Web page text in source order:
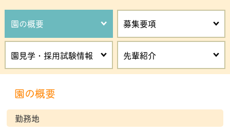
園の概要 募集要項
園見学・採用試験情報 先輩紹介
園の概要
勤務地